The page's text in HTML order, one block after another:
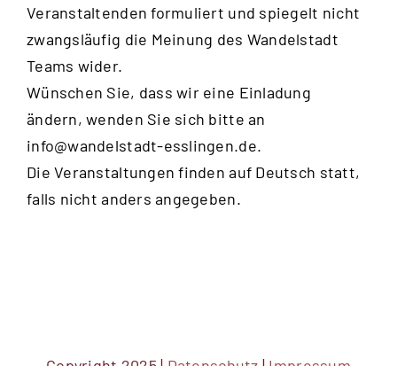
Veranstaltenden formuliert und spiegelt nicht
zwangsläufig die Meinung des Wandelstadt
Teams wider.
Wünschen Sie, dass wir eine Einladung
ändern, wenden Sie sich bitte an
info@wandelstadt-esslingen.de.
Die Veranstaltungen finden auf Deutsch statt,
falls nicht anders angegeben.